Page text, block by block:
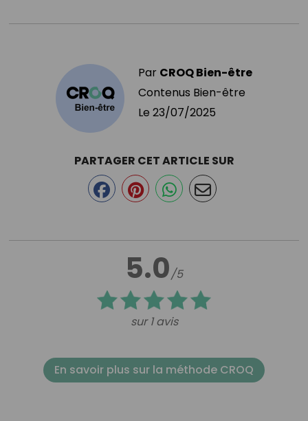
Par CROQ Bien-être
Contenus Bien-être
Le 23/07/2025
5.0/5
sur 1 avis
PARTAGER CET ARTICLE SUR
En savoir plus sur la méthode CROQ